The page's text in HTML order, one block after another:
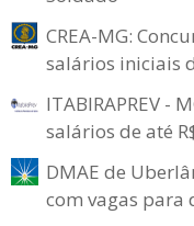
CREA-MG:
salários iniciais
ITABIRAPREV -
salários de até
DMAE de
com vagas para